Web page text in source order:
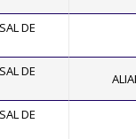
DE
DE
DE